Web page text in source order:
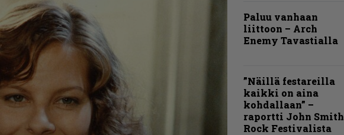
Paluu vanhaan
liittoon – Arch
Enemy Tavastialla
”Näillä festareilla
kaikki on aina
kohdallaan” –
raportti John Smith
Rock Festivalista